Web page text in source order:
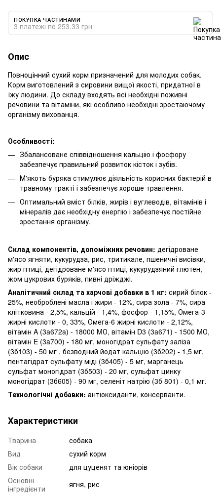
ПОКУПКА ЧАСТИНАМИ
3 платежі по 253.33 грн
Опис
Повноцінний сухий корм призначений для молодих собак.
Корм виготовлений з сировини вищої якості, придатної в
їжу людини. До складу входять всі необхідні поживні
речовини та вітаміни, які особливо необхідні зростаючому
організму вихованця.
Особливості:
Збалансоване співвідношення кальцію і фосфору
забезпечує правильний розвиток кісток і зубів.
М'якоть буряка стимулює діяльність корисних бактерій в
травному тракті і забезпечує хороше травлення.
Оптимальний вміст білків, жирів і вуглеводів, вітамінів і
мінералів дає необхідну енергію і забезпечує постійне
зростання організму.
Склад компонентів, допоміжних речовин: дегідроване
м'ясо ягняти, кукурудза, рис, тритикале, пшеничні висівки,
жир птиці, дегідроване м'ясо птиці, кукурудзяний глютен,
жом цукрових буряків, пивні дріжджі.
Аналітичний склад та харчові добавки в 1 кг: сирий білок -
25%, необроблені масла і жири - 12%, сира зола - 7%, сира
клітковина - 2,5%, кальцій - 1,4%, фосфор - 1,15%, Омега-3
жирні кислоти - 0, 33%, Омега-6 жирні кислоти - 2,12%,
вітамін A (3a672a) - 18000 MО, вітамін D3 (3a671) - 1500 MО,
вітамін E (3a700) - 180 мг, моногідрат сульфату заліза
(3б103) - 50 мг , безводний йодат кальцію (3б202) - 1,5 мг,
пентагідрат сульфату міді (3б405) - 5 мг, марганець
сульфат моногідрат (3б503) - 20 мг, сульфат цинку
моногідрат (3б605) - 90 мг, селеніт натрію (3б 801) - 0,1 мг.
Технологічні добавки: aнтіоксиданти, консерванти.
Характеристики
Тварина
собака
Вид
сухий корм
Вік собаки
для цуценят та юніорів
Основні
інгредієнти
ягня, рис